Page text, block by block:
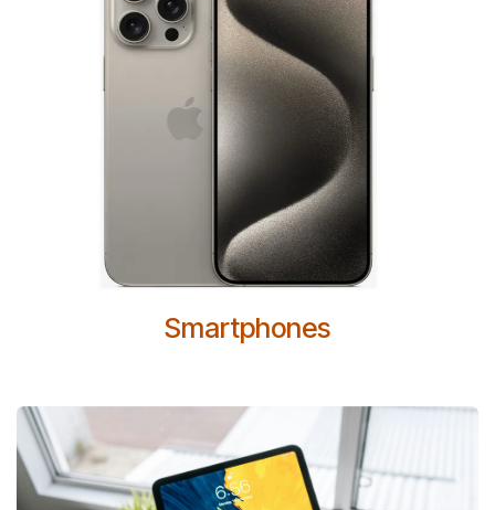
Smartphones